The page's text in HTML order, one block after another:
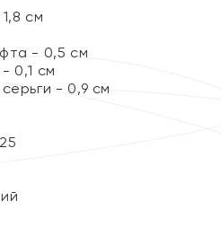
см
- 0,5 см
0,1 см
- 0,9 см